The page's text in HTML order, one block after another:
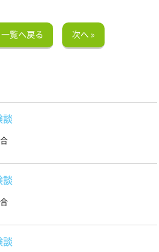
一覧へ戻る 次へ »
談
談
談